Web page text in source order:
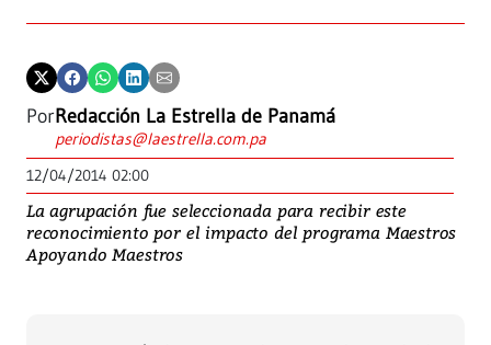
PorRedacción La Estrella de Panamá
periodistas@laestrella.com.pa
12/04/2014 02:00
La agrupación fue seleccionada para recibir este
reconocimiento por el impacto del programa Maestros
Apoyando Maestros